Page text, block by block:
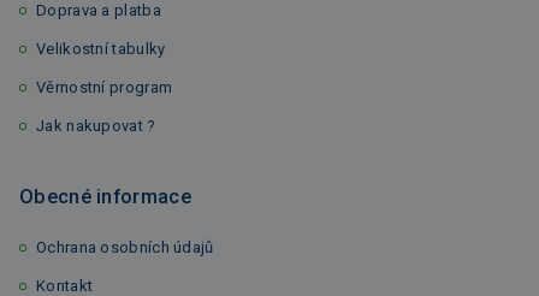
Doprava a platba
Velikostní tabulky
Věrnostní program
Jak nakupovat ?
Obecné informace
Ochrana osobních údajů
Kontakt